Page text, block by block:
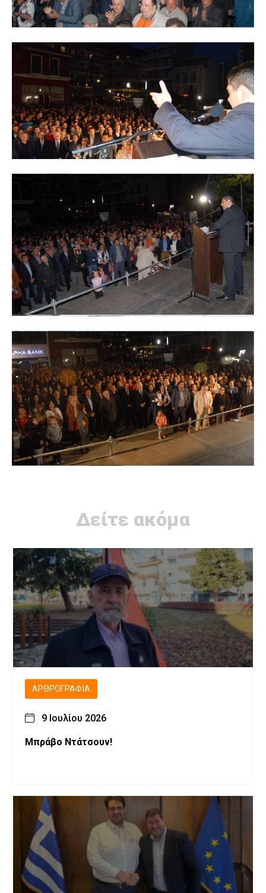
Δείτε ακόμα
ΑΡΘΡΟΓΡΑΦΊΑ
9 Ιουλίου 2026
Μπράβο Ντάτσουν!